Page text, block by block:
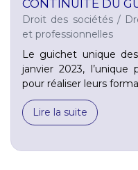
CONTINUITÉ DU
Droit des sociétés/
et professionnelles
Le guichet unique
janvier 2023, l’unique
pour réaliser leurs
Lire la suite